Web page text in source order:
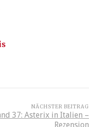
NÄCHSTER BEITRAG
37: Asterix in Italien –
Rezension